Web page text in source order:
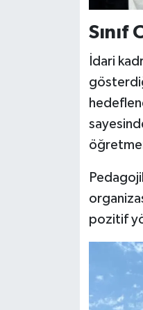
Sınıf
İdari
pozitif